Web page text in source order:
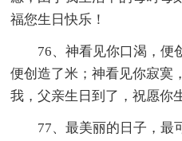
福您生日快乐！
76、神看见你口渴，便
便创造了米；神看见你寂寞
我，父亲生日到了，祝愿你
77、最美丽的日子，最